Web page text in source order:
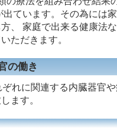
ています。その為には家
、 家庭で出来る健康法
ただきます。
の働き
れに関連する内臓器官
ます。